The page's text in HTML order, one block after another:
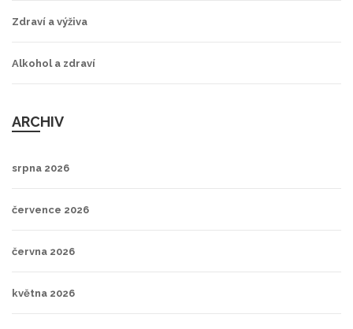
Zdraví a výživa
Alkohol a zdraví
ARCHIV
srpna 2026
července 2026
června 2026
května 2026